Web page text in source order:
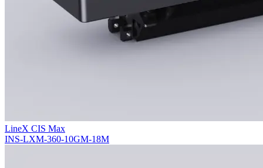
LineX CIS Max
INS-LXM-360-10GM-18M